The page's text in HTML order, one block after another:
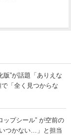
版”が話題「ありえな
「全く見つからな
プシール” が空前の
つかない…」と担当